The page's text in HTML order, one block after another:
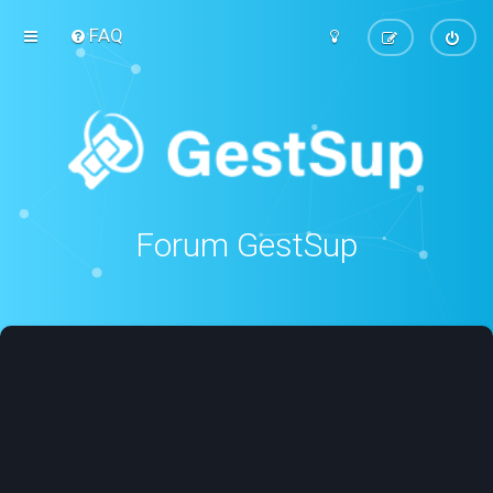
FAQ
Forum GestSup